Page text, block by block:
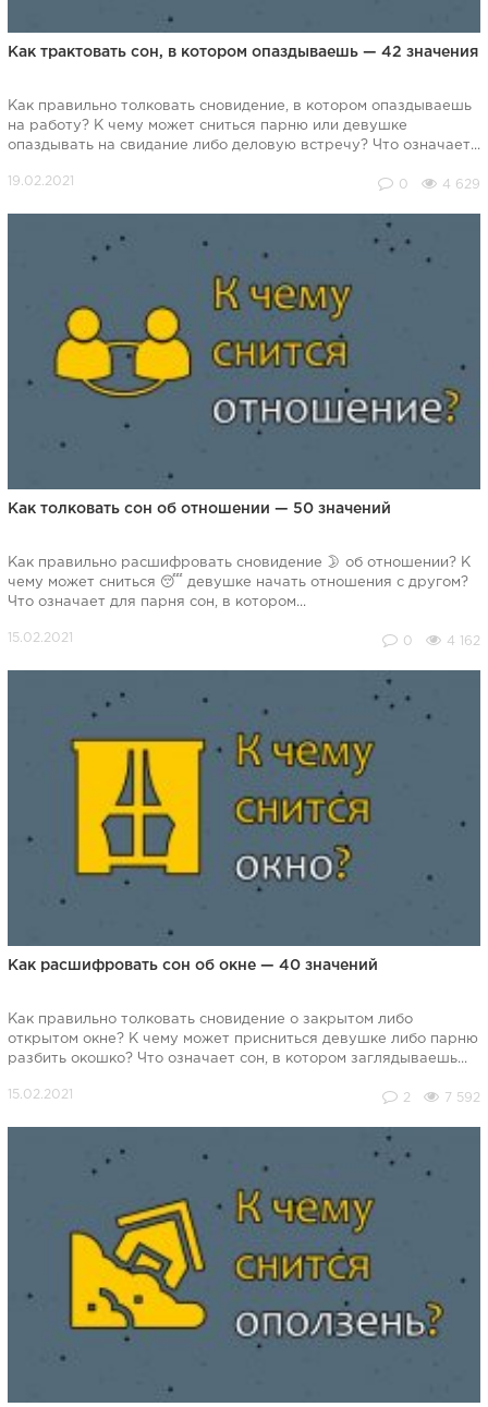
Как трактовать сон, в котором опаздываешь — 42 значения
Как правильно толковать сновидение, в котором опаздываешь
на работу? К чему может сниться парню или девушке
опаздывать на свидание либо деловую встречу? Что означает...
0 4 629
Как толковать сон об отношении — 50 значений
Как правильно расшифровать сновидение 🌛 об отношении? К
чему может сниться 😴 девушке начать отношения с другом?
Что означает для парня сон, в котором...
0 4 162
Как расшифровать сон об окне — 40 значений
Как правильно толковать сновидение о закрытом либо
открытом окне? К чему может присниться девушке либо парню
разбить окошко? Что означает сон, в котором заглядываешь...
2 7 592